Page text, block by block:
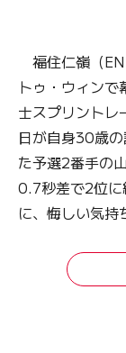
福住仁嶺（
トゥ・ウィン
士スプリント
日が自身30歳
た予選2番手の
0.7秒差で2位に
に、悔しい気持